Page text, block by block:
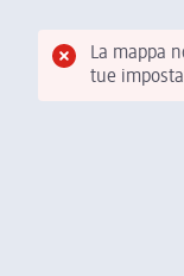
La mappa
tue